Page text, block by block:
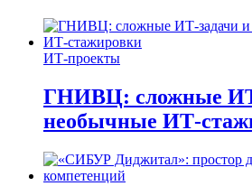
ИТ-проекты
ГНИВЦ: сложные
необычные